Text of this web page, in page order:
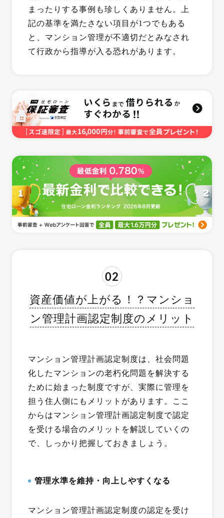
まったりする事例も珍しくありません。上
記の基準を満たさない項目が1つでもある
と、マンション管理が不適切だとみなされ
て行政から指導が入る恐れがあります。
02
資産価値が上がる！？マンショ
ン管理計画認定制度のメリット
マンション管理計画認定制度は、社会問題
化したマンションの老朽化問題を解決する
ために始まった制度ですが、実際に管理を
担う住人側にもメリットがあります。ここ
からはマンション管理計画認定制度で認定
を受ける場合のメリットを解説していくの
で、しっかり把握しておきましょう。
管理水準を維持・向上しやすくなる
マンション管理計画認定制度の認定を受け